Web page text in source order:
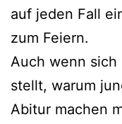
auf jeden Fall
zum Feiern.
Auch wenn sich
stellt, warum
Abitur machen